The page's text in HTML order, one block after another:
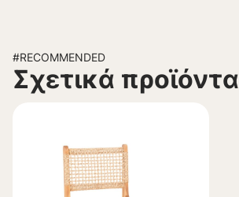
#RECOMMENDED
Σχετικά προϊόντα